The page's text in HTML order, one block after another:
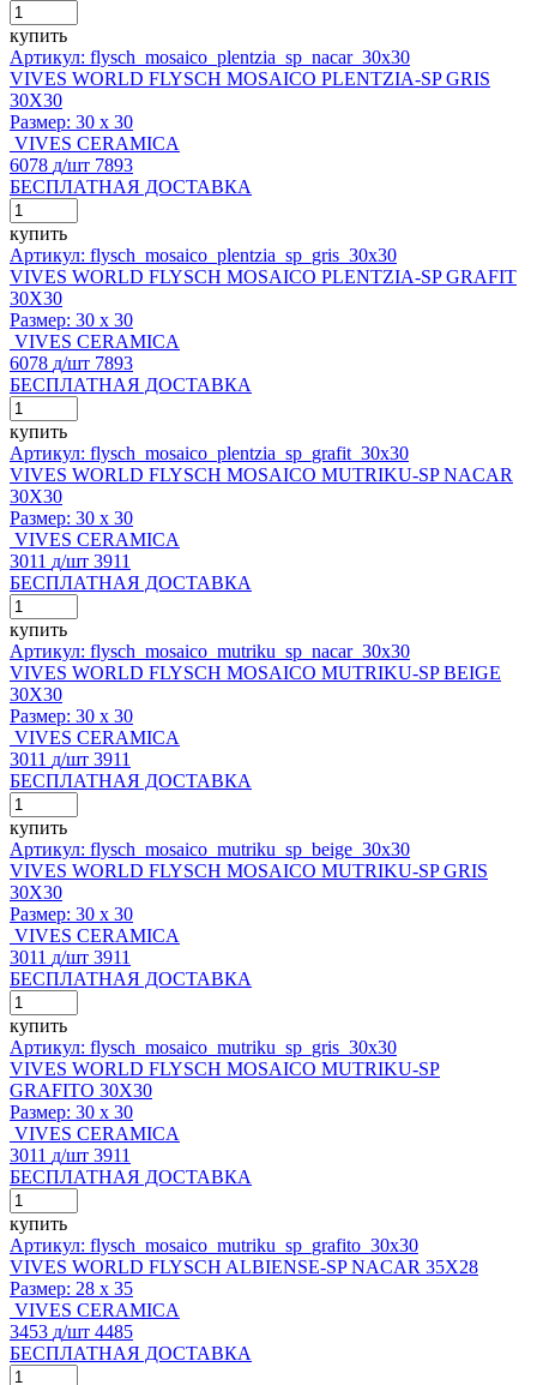
купить
Артикул: flysch_mosaico_plentzia_sp_nacar_30x30
VIVES WORLD FLYSCH MOSAICO PLENTZIA-SP GRIS
30X30
Размер: 30 x 30
VIVES CERAMICA
6078 д/шт 7893
БЕСПЛАТНАЯ ДОСТАВКА
купить
Артикул: flysch_mosaico_plentzia_sp_gris_30x30
VIVES WORLD FLYSCH MOSAICO PLENTZIA-SP GRAFIT
30X30
Размер: 30 x 30
VIVES CERAMICA
6078 д/шт 7893
БЕСПЛАТНАЯ ДОСТАВКА
купить
Артикул: flysch_mosaico_plentzia_sp_grafit_30x30
VIVES WORLD FLYSCH MOSAICO MUTRIKU-SP NACAR
30X30
Размер: 30 x 30
VIVES CERAMICA
3011 д/шт 3911
БЕСПЛАТНАЯ ДОСТАВКА
купить
Артикул: flysch_mosaico_mutriku_sp_nacar_30x30
VIVES WORLD FLYSCH MOSAICO MUTRIKU-SP BEIGE
30X30
Размер: 30 x 30
VIVES CERAMICA
3011 д/шт 3911
БЕСПЛАТНАЯ ДОСТАВКА
купить
Артикул: flysch_mosaico_mutriku_sp_beige_30x30
VIVES WORLD FLYSCH MOSAICO MUTRIKU-SP GRIS
30X30
Размер: 30 x 30
VIVES CERAMICA
3011 д/шт 3911
БЕСПЛАТНАЯ ДОСТАВКА
купить
Артикул: flysch_mosaico_mutriku_sp_gris_30x30
VIVES WORLD FLYSCH MOSAICO MUTRIKU-SP
GRAFITO 30X30
Размер: 30 x 30
VIVES CERAMICA
3011 д/шт 3911
БЕСПЛАТНАЯ ДОСТАВКА
купить
Артикул: flysch_mosaico_mutriku_sp_grafito_30x30
VIVES WORLD FLYSCH ALBIENSE-SP NACAR 35X28
Размер: 28 x 35
VIVES CERAMICA
3453 д/шт 4485
БЕСПЛАТНАЯ ДОСТАВКА